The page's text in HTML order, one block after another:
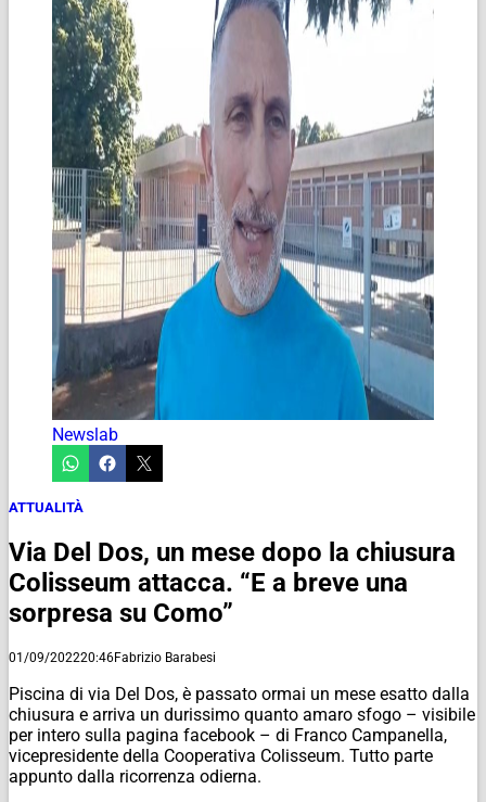
Newslab
ATTUALITÀ
Via Del Dos, un mese dopo la chiusura
Colisseum attacca. “E a breve una
sorpresa su Como”
01/09/202220:46Fabrizio Barabesi
Piscina di via Del Dos, è passato ormai un mese esatto dalla
chiusura e arriva un durissimo quanto amaro sfogo – visibile
per intero sulla pagina facebook – di Franco Campanella,
vicepresidente della Cooperativa Colisseum. Tutto parte
appunto dalla ricorrenza odierna.